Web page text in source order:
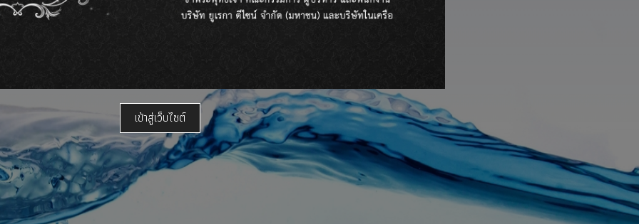
ธุรกิจของเรา
บโตแบบมุ่งกระจายธุรกิจเพื่อมุ่งเน้นการเจริญเติบโตและการพัฒนาอย่างยั่งยืน โดยโครงสร้างธุรกิจแบ่งออกเป็น 2 กลุ่มหลัก ได้แก่
นักลงทุนสัมพันธ์
การกำกับดูแลกิจการที่ดี
ข่าวและกิจกรรม
เข้าสู่เว็บไซต์